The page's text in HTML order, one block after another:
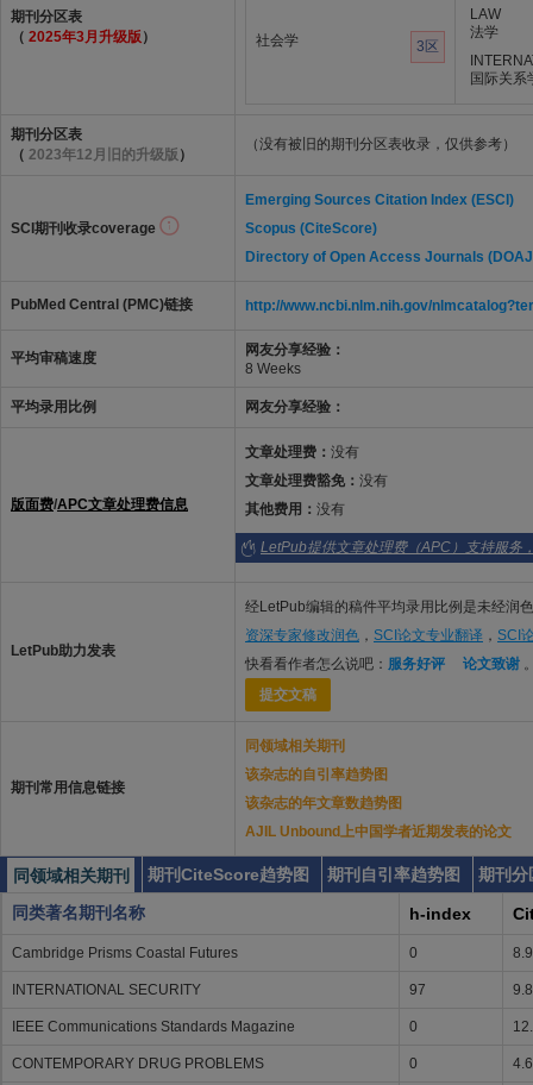
期刊分区表
（ 2025年3月升级版 ） 社会学 3区
LAW
法学
国际关系
期刊分区表
（ 2023年12月旧的升级版 ）
（没有被旧的期刊分区表收录，仅供参考）
SCI期刊收录coverage
Emerging Sources Citation Index (ESCI)
Scopus (CiteScore)
Directory of Open Access Journals
PubMed Central (PMC)链接 http://www.ncbi.nlm.nih.gov/
平均审稿速度
网友分享经验：
8 Weeks
平均录用比例 网友分享经验：
版面费/APC文章处理费信息
文章处理费： 没有
文章处理费豁免： 没有
其他费用： 没有
LetPub提供文章处理费（APC）支持服务
LetPub助力发表
经LetPub编辑的稿件平均录用比例是未经润
资深专家修改润色 ， SCI论文专业翻译 ， SCI
快看看作者怎么说吧： 服务好评 论文致谢
提交文稿
期刊常用信息链接
同领域相关期刊
该杂志的自引率趋势图
该杂志的年文章数趋势图
AJIL Unbound上中国学者近期发表的论文
同领域相关期刊 期刊CiteScore趋势图 期刊自引率趋势图
期刊分
同类著名期刊名称
h-index
Cambridge Prisms Coastal Futures 0
INTERNATIONAL SECURITY 97
IEEE Communications Standards Magazine 0
CONTEMPORARY DRUG PROBLEMS 0